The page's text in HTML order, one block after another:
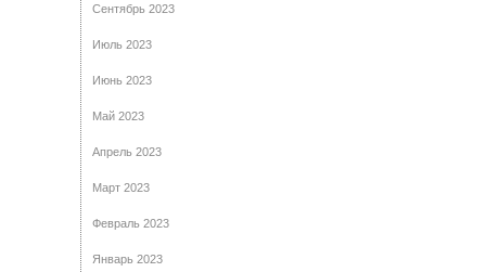
Сентябрь 2023
Июль 2023
Июнь 2023
Май 2023
Апрель 2023
Март 2023
Февраль 2023
Январь 2023